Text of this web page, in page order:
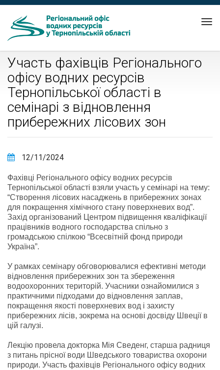
Участь фахівців Регіонального
офісу водних ресурсів
Тернопільської області в
семінарі з відновлення
прибережних лісових зон
12/11/2024
Фахівці Регіонального офісу водних ресурсів
Тернопільської області взяли участь у семінарі на тему:
“Створення лісових насаджень в прибережних зонах
для покращення хімічного стану поверхневих вод”.
Захід організований Центром підвищення кваліфікації
працівників водного господарства спільно з
громадською спілкою “Всесвітній фонд природи
Україна”.
У рамках семінару обговорювалися ефективні методи
відновлення прибережних зон та збереження
водоохоронних територій. Учасники ознайомилися з
практичними підходами до відновлення заплав,
покращення якості поверхневих вод і захисту
прибережних лісів, зокрема на основі досвіду Швеції в
цій галузі.
Лекцію провела докторка Мія Сведенг, старша радниця
з питань прісної води Шведського товариства охорони
природи. Участь фахівців Регіонального офісу водних